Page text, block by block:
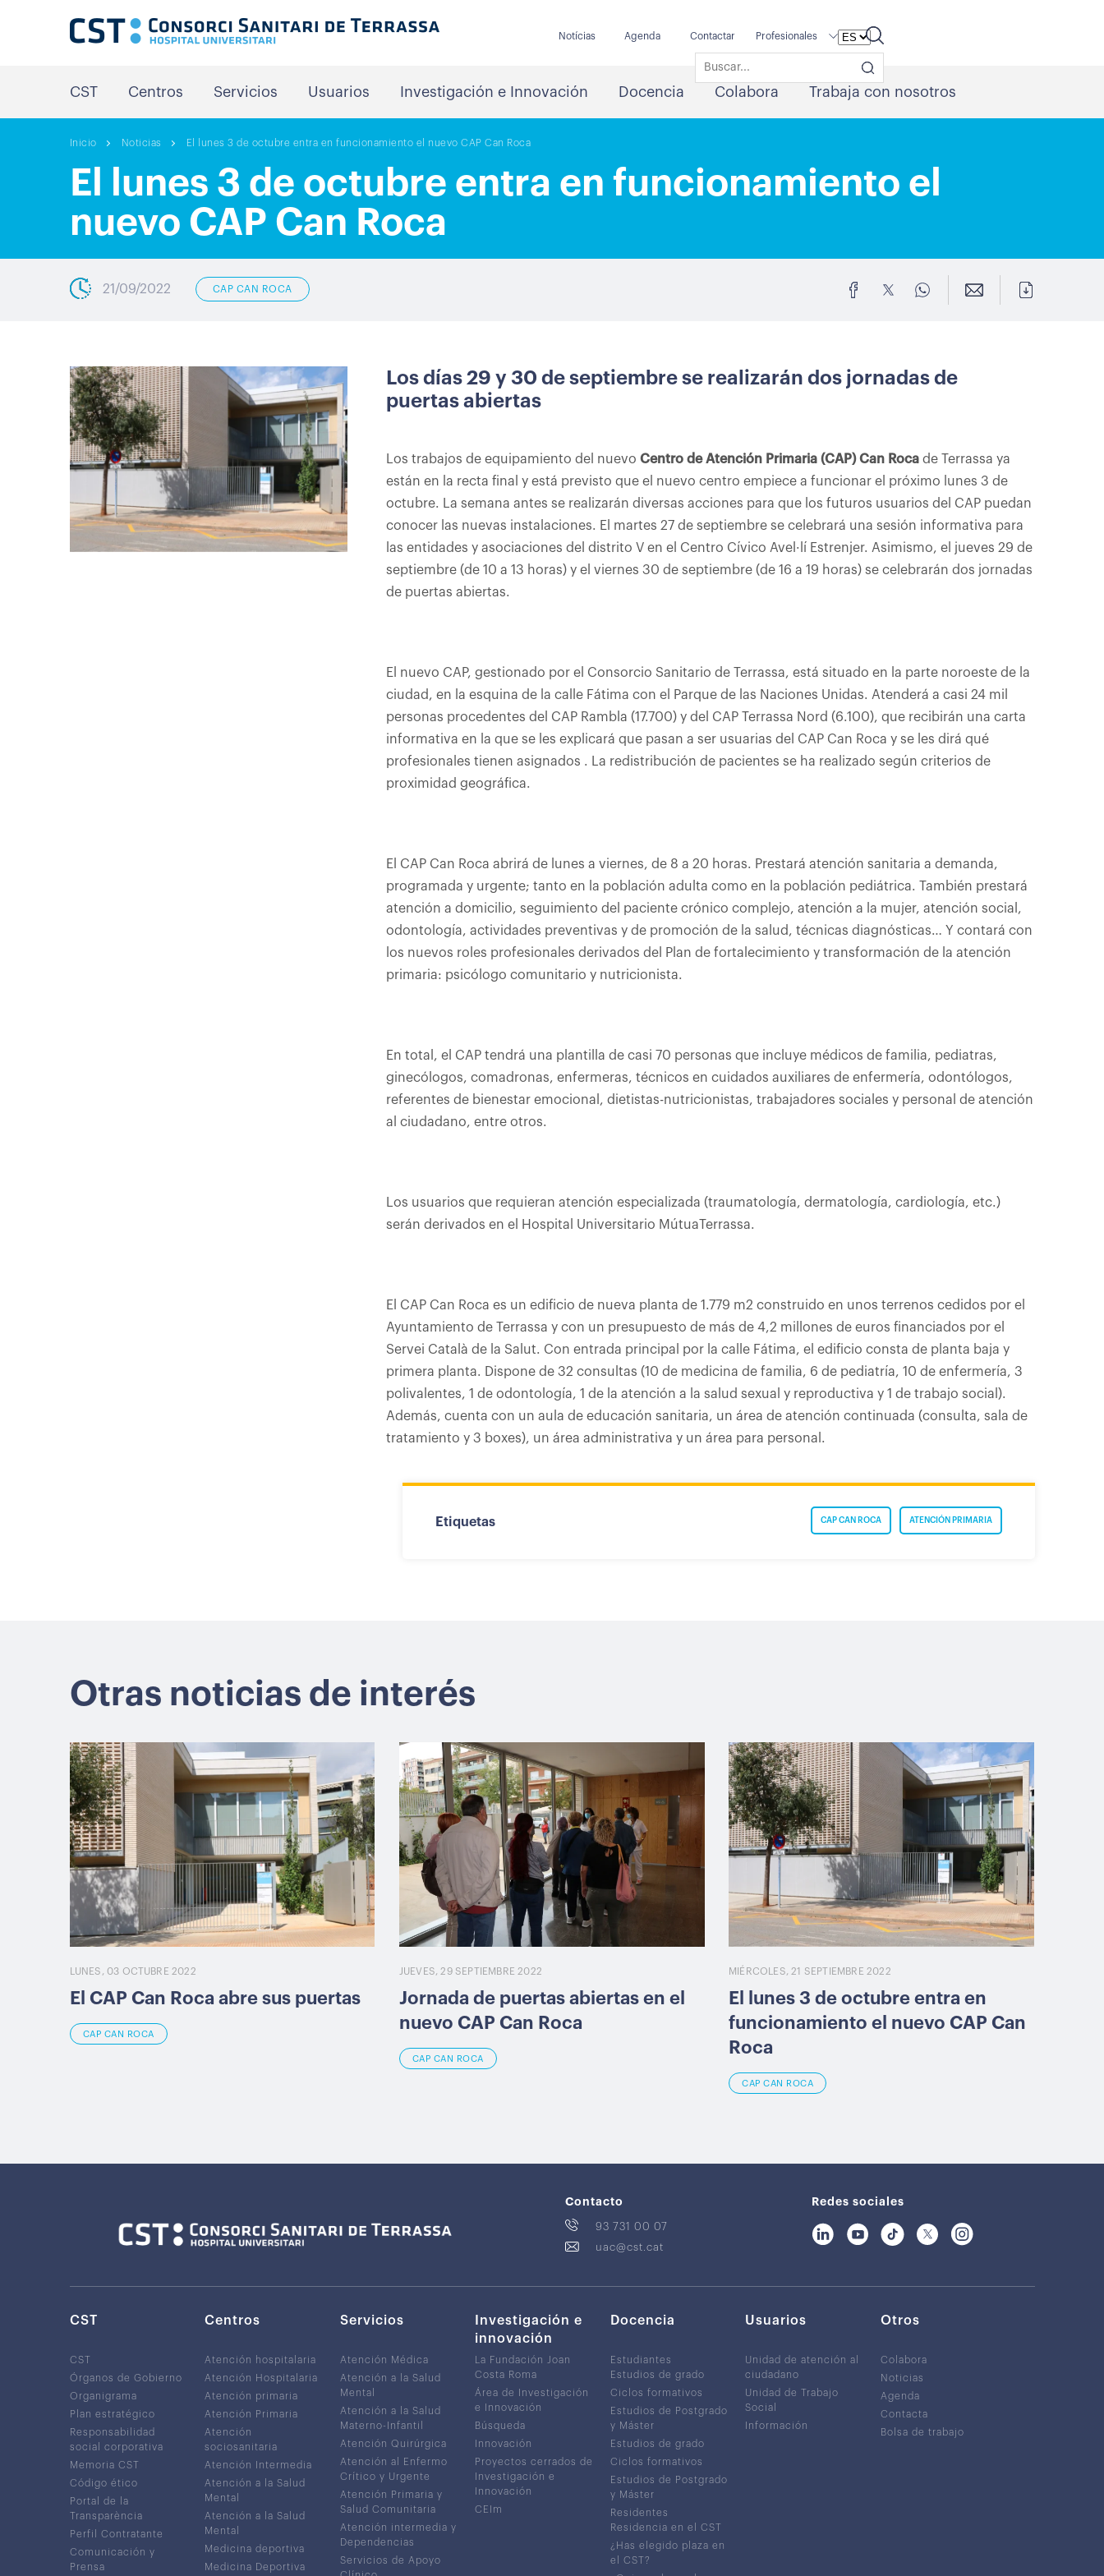
Notícias Agenda Contactar Profesionales
CST Centros Servicios Usuarios Investigación e Innovación Docencia Colabora Trabaja con nosotros
Inicio Noticias El lunes 3 de octubre entra en funcionamiento el nuevo CAP Can Roca
El lunes 3 de octubre entra en funcionamiento el
nuevo CAP Can Roca
21/09/2022 CAP CAN ROCA
Los días 29 y 30 de septiembre se realizarán dos jornadas de
puertas abiertas
Los trabajos de equipamiento del nuevo Centro de Atención Primaria (CAP) Can Rocade Terrassa ya
están en la recta final y está previsto que el nuevo centro empiece a funcionar el próximo lunes 3 de
octubre. La semana antes se realizarán diversas acciones para que los futuros usuarios del CAP puedan
conocer las nuevas instalaciones. El martes 27 de septiembre se celebrará una sesión informativa para
las entidades y asociaciones del distrito V en el Centro Cívico Avel·lí Estrenjer. Asimismo, el jueves 29 de
septiembre (de 10 a 13 horas) y el viernes 30 de septiembre (de 16 a 19 horas) se celebrarán dos jornadas
de puertas abiertas.
El nuevo CAP, gestionado por el Consorcio Sanitario de Terrassa, está situado en la parte noroeste de la
ciudad, en la esquina de la calle Fátima con el Parque de las Naciones Unidas. Atenderá a casi 24 mil
personas procedentes del CAP Rambla (17.700) y del CAP Terrassa Nord (6.100), que recibirán una carta
informativa en la que se les explicará que pasan a ser usuarias del CAP Can Roca y se les dirá qué
profesionales tienen asignados . La redistribución de pacientes se ha realizado según criterios de
proximidad geográfica.
El CAP Can Roca abrirá de lunes a viernes, de 8 a 20 horas. Prestará atención sanitaria a demanda,
programada y urgente; tanto en la población adulta como en la población pediátrica. También prestará
atención a domicilio, seguimiento del paciente crónico complejo, atención a la mujer, atención social,
odontología, actividades preventivas y de promoción de la salud, técnicas diagnósticas… Y contará con
los nuevos roles profesionales derivados del Plan de fortalecimiento y transformación de la atención
primaria: psicólogo comunitario y nutricionista.
En total, el CAP tendrá una plantilla de casi 70 personas que incluye médicos de familia, pediatras,
ginecólogos, comadronas, enfermeras, técnicos en cuidados auxiliares de enfermería, odontólogos,
referentes de bienestar emocional, dietistas-nutricionistas, trabajadores sociales y personal de atención
al ciudadano, entre otros.
Los usuarios que requieran atención especializada (traumatología, dermatología, cardiología, etc.)
serán derivados en el Hospital Universitario MútuaTerrassa.
El CAP Can Roca es un edificio de nueva planta de 1.779 m2 construido en unos terrenos cedidos por el
Ayuntamiento de Terrassa y con un presupuesto de más de 4,2 millones de euros financiados por el
Servei Català de la Salut. Con entrada principal por la calle Fátima, el edificio consta de planta baja y
primera planta. Dispone de 32 consultas (10 de medicina de familia, 6 de pediatría, 10 de enfermería, 3
polivalentes, 1 de odontología, 1 de la atención a la salud sexual y reproductiva y 1 de trabajo social).
Además, cuenta con un aula de educación sanitaria, un área de atención continuada (consulta, sala de
tratamiento y 3 boxes), un área administrativa y un área para personal.
Etiquetas ATENCIÓN PRIMARIA
CAP CAN ROCA
Otras noticias de interés
LUNES, 03 OCTUBRE 2022
El CAP Can Roca abre sus puertas
CAP CAN ROCA
JUEVES, 29 SEPTIEMBRE 2022
Jornada de puertas abiertas en el
nuevo CAP Can Roca
CAP CAN ROCA
MIÉRCOLES, 21 SEPTIEMBRE 2022
El lunes 3 de octubre entra en
funcionamiento el nuevo CAP Can
Roca
CAP CAN ROCA
Contacto
93 731 00 07
uac@cst.cat
Redes sociales
CST
CST
Órganos de Gobierno
Organigrama
Plan estratégico
Responsabilidad
social corporativa
Memoria CST
Código ético
Portal de la
Transparència
Perfil Contratante
Comunicación y
Prensa
Centros
Atención hospitalaria
Atención Hospitalaria
Atención primaria
Atención Primaria
Atención
sociosanitaria
Atención Intermedia
Atención a la Salud
Mental
Atención a la Salud
Mental
Medicina deportiva
Medicina Deportiva
Servicios
Atención Médica
Atención a la Salud
Mental
Atención a la Salud
Materno-Infantil
Atención Quirúrgica
Atención al Enfermo
Crítico y Urgente
Atención Primaria y
Salud Comunitaria
Atención intermedia y
Dependencias
Servicios de Apoyo
Investigación e
innovación
La Fundación Joan
Costa Roma
Área de Investigación
e Innovación
Búsqueda
Innovación
Proyectos cerrados de
Investigación e
Innovación
CEIm
Docencia
Estudiantes
Estudios de grado
Ciclos formativos
Estudios de Postgrado
y Máster
Estudios de grado
Ciclos formativos
Estudios de Postgrado
y Máster
Residentes
Residencia en el CST
¿Has elegido plaza en
el CST?
Usuarios
Unidad de atención al
ciudadano
Unidad de Trabajo
Social
Información
Otros
Colabora
Noticias
Agenda
Contacta
Bolsa de trabajo